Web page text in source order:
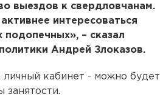
выездов к свердловчанам.
интересоваться
подопечных», – сказал
Андрей Злоказов.
личный кабинет - можно будет
занятости.